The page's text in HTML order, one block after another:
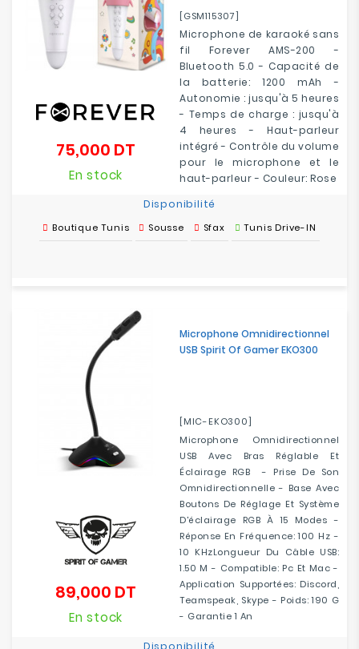
[GSM115307]
Microphone de karaoké sans
fil Forever AMS-200 -
Bluetooth 5.0 - Capacité de
la batterie: 1200 mAh -
Autonomie : jusqu'à 5 heures
- Temps de charge : jusqu'à
4 heures - Haut-parleur
intégré - Contrôle du volume
pour le microphone et le
haut-parleur - Couleur: Rose
75,000 DT
En stock
Disponibilité
Boutique Tunis Sousse Sfax Tunis Drive-IN
Microphone Omnidirectionnel
USB Spirit Of Gamer EKO300
[MIC-EKO300]
Microphone Omnidirectionnel
USB Avec Bras Réglable Et
Éclairage RGB - Prise De Son
Omnidirectionnelle - Base Avec
Boutons De Réglage Et Système
D'éclairage RGB À 15 Modes -
Réponse En Fréquence: 100 Hz -
10 KHzLongueur Du Câble USB:
1.50 M - Compatible: Pc Et Mac -
Application Supportées: Discord,
Teamspeak, Skype - Poids: 190 G
- Garantie 1 An
89,000 DT
En stock
Disponibilité